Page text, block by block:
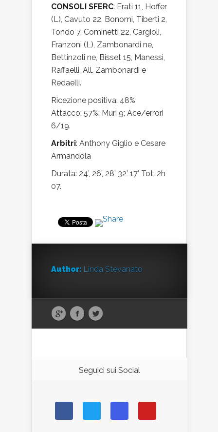
CONSOLI SFERC: Erati 11, Hoffer
(L), Cavuto 22, Bonomi, Tiberti 2,
Tondo 7, Cominetti 22, Cargioli,
Franzoni (L), Zambonardi ne,
Bettinzoli ne, Bisset 15, Manessi,
Raffaelli. All. Zambonardi e
Redaelli.
Ricezione positiva: 48%;
Attacco: 57%; Muri 9; Ace/errori
6/19.
Arbitri: Anthony Giglio e Cesare
Armandola
Durata: 24’, 26’, 28’ 32’ 17’ Tot: 2h
07.
Author: Linda Stevanato
Seguici sui Social